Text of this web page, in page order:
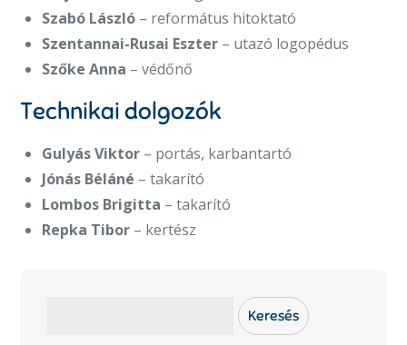
Szabó László – református hitoktató
Szentannai-Rusai Eszter – utazó logopédus
Szőke Anna – védőnő
Technikai dolgozók
Gulyás Viktor – portás, karbantartó
Jónás Béláné – takarító
Lombos Brigitta – takarító
Repka Tibor – kertész
Keresés